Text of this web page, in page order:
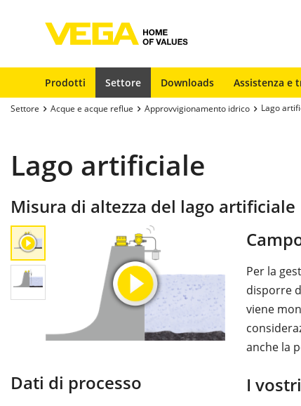
Prodotti Settore Downloads Assistenza e
Settore Acque e acque reflue Approvvigionamento idrico Lago
Lago artificiale
Misura di altezza del lago artificiale
Dati di processo
Per la
disporre
viene
anche la
I